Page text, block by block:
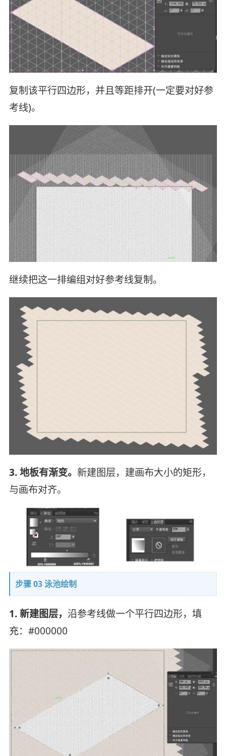
复制该平行四边形，并且等距排开(一定要对好参
考线)。
继续把这一排编组对好参考线复制。
3. 地板有渐变。 新建图层，建画布大小的矩形，
与画布对齐。
步骤 03 泳池绘制
1. 新建图层， 沿参考线做一个平行四边形，填
充：#000000